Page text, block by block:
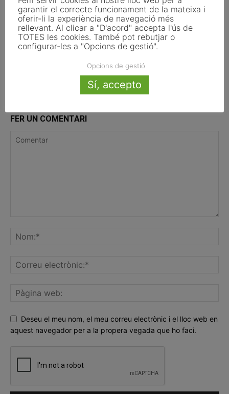
6 d’agost del 2026
FER UN COMENTARI
Deseu el meu nom, el meu correu electrònic i el lloc web en
aquest navegador per a la propera vegada que ho faci.
garantir el correcte funcionament de la mateixa i
oferir-li la experiència de navegació més
rellevant. Al clicar a "D'acord" accepta l'ús de
TOTES les cookies. També pot rebutjar o
configurar-les a "Opcions de gestió".
Opcions de gestió
Sí, accepto